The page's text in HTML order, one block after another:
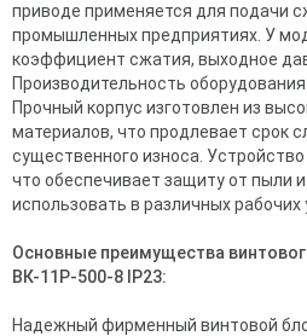
приводе применяется для подачи
промышленных предприятиях. У
коэффициент сжатия, выходное
Производительность
Прочный корпус изготовлен из
материалов, что продлевает срок
существенного износа.
что обеспечивает защиту от пыли
использовать в различных рабочих
Основные преимущества
ВК-11Р-500-8 IP23:
Надежный фирменный винтовой